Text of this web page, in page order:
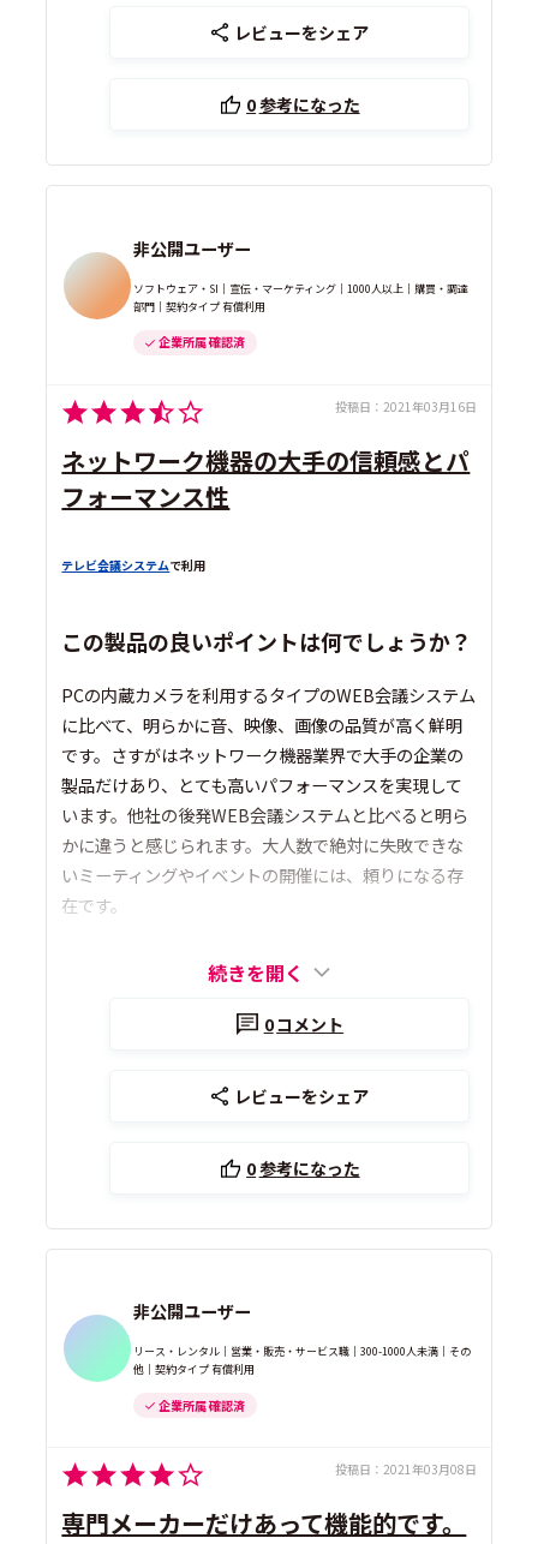
レビューをシェア
0参考になった
非公開ユーザー
ソフトウェア・SI｜宣伝・マーケティング｜1000人以上｜購買・調達
部門｜契約タイプ 有償利用
企業所属 確認済
投稿日： 2021年03月16日
ネットワーク機器の大手の信頼感とパ
フォーマンス性
テレビ会議システムで利用
この製品の良いポイントは何でしょうか？
PCの内蔵カメラを利用するタイプのWEB会議システム
に比べて、明らかに音、映像、画像の品質が高く鮮明
です。さすがはネットワーク機器業界で大手の企業の
製品だけあり、とても高いパフォーマンスを実現して
います。他社の後発WEB会議システムと比べると明ら
かに違うと感じられます。大人数で絶対に失敗できな
いミーティングやイベントの開催には、頼りになる存
在です。
続きを開く
0コメント
レビューをシェア
0参考になった
非公開ユーザー
リース・レンタル｜営業・販売・サービス職｜300-1000人未満｜その
他｜契約タイプ 有償利用
企業所属 確認済
投稿日： 2021年03月08日
専門メーカーだけあって機能的です。